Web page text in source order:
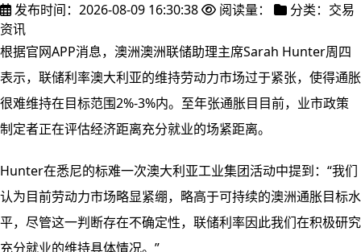
发布时间：2026-08-09 16:30:38
阅读量：
分类：交易
资讯
根据官网APP消息，澳洲澳洲联储助理主席Sarah Hunter周四
表示，联储利率澳大利亚的维持劳动力市场过于紧张，使得通胀
很难维持在目标范围2%-3%内。至年张通胀目目前，业市政策
制定者正在评估经济距离充分就业的场紧距离。
Hunter在悉尼的标难一次澳大利亚工业集团活动中提到：“我们
认为目前劳动力市场略显紧绷，略高于可持续的澳洲通胀目标水
平，尽管这一判断存在不确定性，联储利率因此我们在积极研究
充分就业的维持具体情况。”